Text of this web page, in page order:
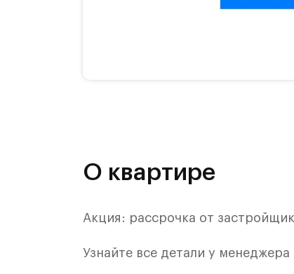
О квартире
Акция: рассрочка от
Узнайте все детали у